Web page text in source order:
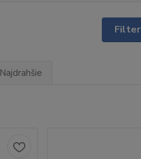
Filter
Najdrahšie